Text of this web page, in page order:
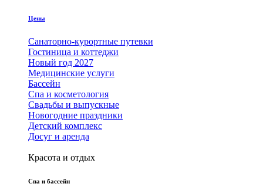
Цены
Санаторно-курортные путевки
Гостиница и коттеджи
Новый год 2027
Медицинские услуги
Бассейн
Спа и косметология
Свадьбы и выпускные
Новогодние праздники
Детский комплекс
Досуг и аренда
Красота и отдых
Спа и бассейн